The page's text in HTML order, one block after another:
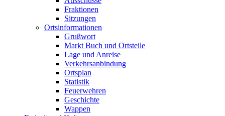
Fraktionen
Sitzungen
Ortsinformationen
Grußwort
Markt Buch und Ortsteile
Lage und Anreise
Verkehrsanbindung
Ortsplan
Statistik
Feuerwehren
Geschichte
Wappen